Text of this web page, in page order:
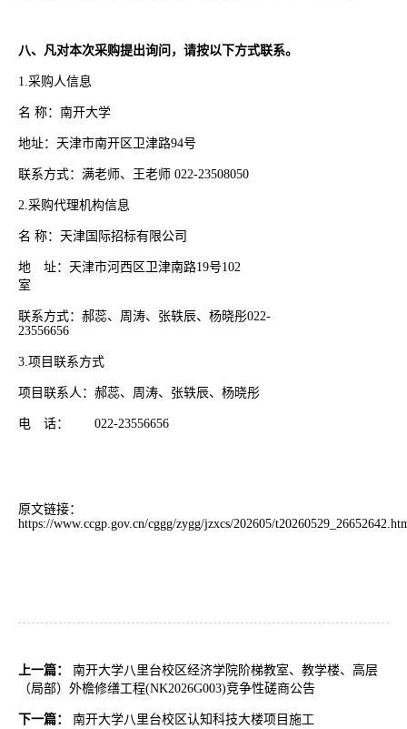
八、凡对本次采购提出询问，请按以下方式联系。
1.采购人信息
名 称：南开大学
地址：天津市南开区卫津路94号
联系方式：满老师、王老师 022-23508050
2.采购代理机构信息
名 称：天津国际招标有限公司
地 址：天津市河西区卫津南路19号102
室
联系方式：郝蕊、周涛、张轶辰、杨晓彤022-
23556656
3.项目联系方式
项目联系人：郝蕊、周涛、张轶辰、杨晓彤
电 话： 022-23556656
原文链接：
https://www.ccgp.gov.cn/cggg/zygg/jzxcs/202605/
上一篇：
南开大学八里台校区经济学院阶梯教室、教学楼、高层
（局部）外檐修缮工程(NK2026G003)竞争性磋商公告
下一篇： 南开大学八里台校区认知科技大楼项目施工